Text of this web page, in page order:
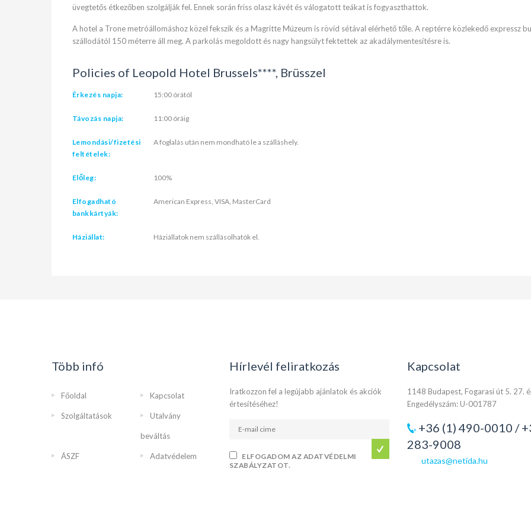
üvegtetős étkezőben szolgálják fel. Ennek során friss olasz kávét és válogatott teákat is fogyaszthattok.
A hotel a Trone metróállomáshoz közel fekszik és a Magritte Múzeum is rövid sétával elérhető tőle. A reptérre közlekedő expressz
szállodától 150 méterre áll meg. A parkolás megoldott és nagy hangsúlyt fektettek az akadálymentesítésre is.
Policies of Leopold Hotel Brussels****, Brüsszel
Érkezés napja: 15:00 órától
Távozás napja: 11:00 óráig
Lemondási/fizetési
feltételek:
A foglalás után nem mondható le a szálláshely.
Előleg: 100%
Elfogadható
bankkártyák:
American Express, VISA, MasterCard
Háziállat: Háziállatok nem szállásolhatók el.
Több infó
Főoldal Kapcsolat
Szolgáltatások Utalvány
beváltás
ÁSZF Adatvédelem
Hírlevél feliratkozás
Iratkozzon fel a legújabb ajánlatok és akciók
értesítéséhez!
ELFOGADOM AZ ADATVÉDELMI
SZABÁLYZATOT.
Kapcsolat
1148 Budapest, Fogarasi út 5. 27.
Engedélyszám: U-001787
+36 (1) 490-0010 /
283-9008
utazas@netida.hu